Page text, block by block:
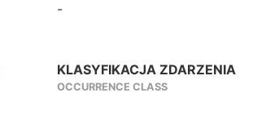
-
KLASYFIKACJA ZDARZENIA
OCCURRENCE CLASS